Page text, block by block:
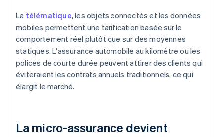
La télématique, les objets connectés et les données
mobiles permettent une tarification basée sur le
comportement réel plutôt que sur des moyennes
statiques. L'assurance automobile au kilomètre ou les
polices de courte durée peuvent attirer des clients qui
éviteraient les contrats annuels traditionnels, ce qui
élargit le marché.
La micro-assurance devient